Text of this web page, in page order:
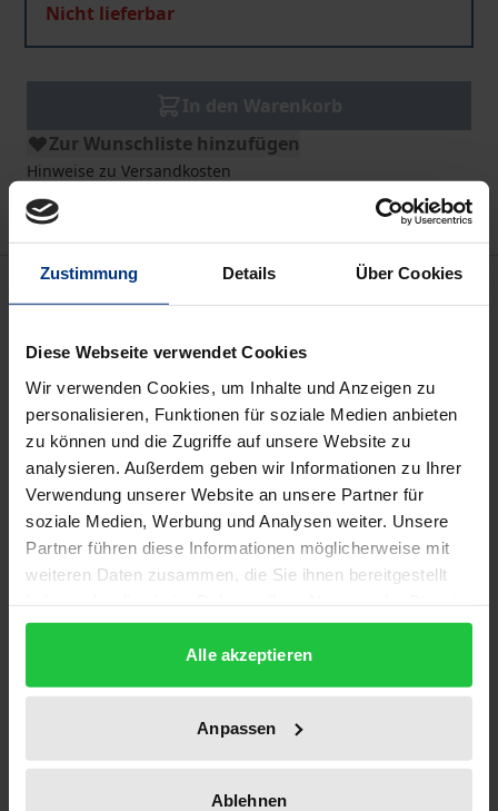
Zustimmung Details Über Cookies
Diese Webseite verwendet Cookies
Wir verwenden Cookies, um Inhalte und Anzeigen zu
personalisieren, Funktionen für soziale Medien anbieten
zu können und die Zugriffe auf unsere Website zu
analysieren. Außerdem geben wir Informationen zu Ihrer
Verwendung unserer Website an unsere Partner für
soziale Medien, Werbung und Analysen weiter. Unsere
Partner führen diese Informationen möglicherweise mit
weiteren Daten zusammen, die Sie ihnen bereitgestellt
gesammelt haben.
Alle akzeptieren
Anpassen
Ablehnen
Nicht lieferbar
Zur Wunschliste hinzufügen
Hinweise zu Versandkosten
Bibliografische Angaben
Auflage
1
ISBN
978-3-7890-1669-1
Untertitel
Bd. V: Beiträge und Dokumente aus Ost und West
Erscheinungsjahr
Verlag